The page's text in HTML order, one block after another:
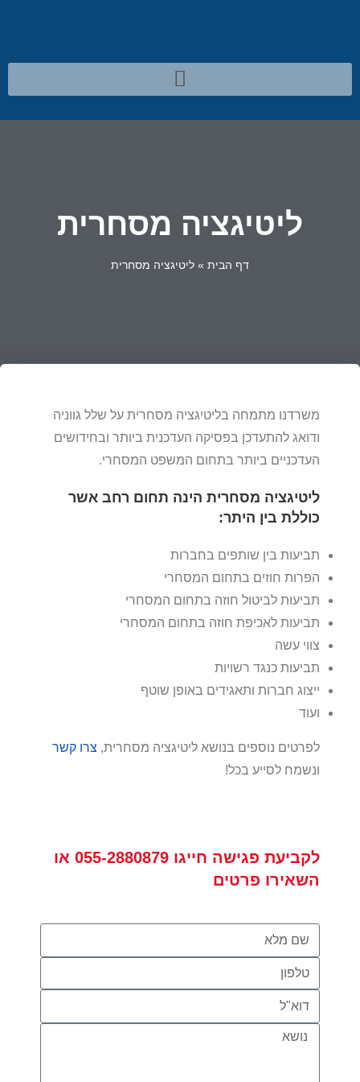
ליטיגציה מסחרית
דף הבית» ליטיגציה מסחרית
משרדנו מתמחה בליטיגציה מסחרית על שלל גווניה
ודואג להתעדכן בפסיקה העדכנית ביותר ובחידושים
העדכניים ביותר בתחום המשפט המסחרי.
ליטיגציה מסחרית הינה תחום רחב אשר
כוללת בין היתר:
תביעות בין שותפים בחברות
הפרות חוזים בתחום המסחרי
תביעות לביטול חוזה בתחום המסחרי
תביעות לאכיפת חוזה בתחום המסחרי
צווי עשה
תביעות כנגד רשויות
ייצוג חברות ותאגידים באופן שוטף
ועוד
לפרטים נוספים בנושא ליטיגציה מסחרית, צרו קשר
ונשמח לסייע בכל!
לקביעת פגישה חייגו 055-2880879או
השאירו פרטים